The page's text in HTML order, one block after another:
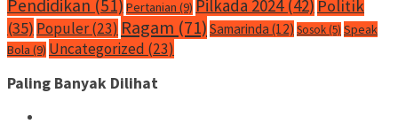
Pendidikan (51) Pertanian (9) Pilkada 2024(42) Politik
(35) Populer(23) Ragam (71) Samarinda (12) Sosok(5) Speak
Bola (9) Uncategorized (23)
Paling Banyak Dilihat